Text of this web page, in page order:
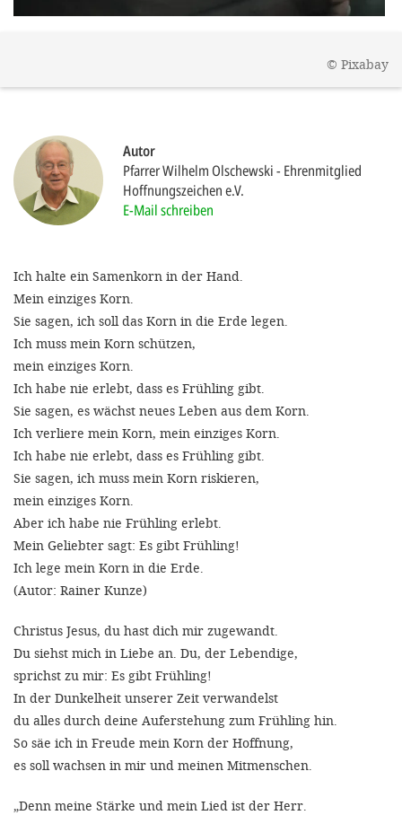
© Pixabay
Autor
Pfarrer Wilhelm Olschewski Ehrenmitglied
Hoffnungszeichen e.V.
E-Mail schreiben
Ich halte ein Samenkorn in der Hand.
Mein einziges Korn.
Sie sagen, ich soll das Korn in die Erde legen.
Ich muss mein Korn schützen,
mein einziges Korn.
Ich habe nie erlebt, dass es Frühling gibt.
Sie sagen, es wächst neues Leben aus dem Korn.
Ich verliere mein Korn, mein einziges Korn.
Ich habe nie erlebt, dass es Frühling gibt.
Sie sagen, ich muss mein Korn riskieren,
mein einziges Korn.
Aber ich habe nie Frühling erlebt.
Mein Geliebter sagt: Es gibt Frühling!
Ich lege mein Korn in die Erde.
(Autor: Rainer Kunze)
Christus Jesus, du hast dich mir zugewandt.
Du siehst mich in Liebe an. Du, der Lebendige,
sprichst zu mir: Es gibt Frühling!
In der Dunkelheit unserer Zeit verwandelst
du alles durch deine Auferstehung zum Frühling hin.
So säe ich in Freude mein Korn der Hoffnung,
es soll wachsen in mir und meinen Mitmenschen.
„Denn meine Stärke und mein Lied ist der Herr.
gewinnen.